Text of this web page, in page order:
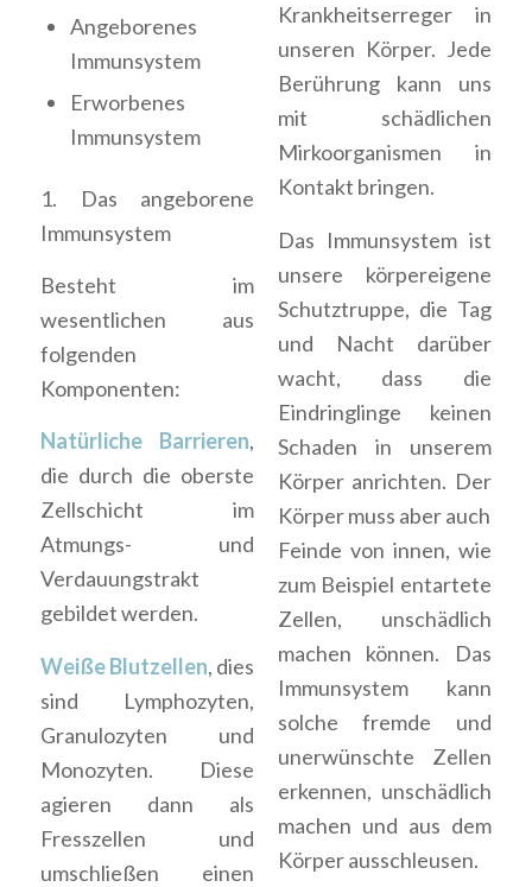
Angeborenes
Immunsystem
Erworbenes
Immunsystem
1. Das angeborene
Immunsystem
Besteht im
wesentlichen aus
folgenden
Komponenten:
Natürliche Barrieren,
die durch die oberste
Zellschicht im
Atmungs- und
Verdauungstrakt
gebildet werden.
Weiße Blutzellen, dies
sind Lymphozyten,
Granulozyten und
Monozyten. Diese
agieren dann als
Fresszellen und
umschließen einen
Krankheitserreger in
unseren Körper. Jede
Berührung kann uns
mit schädlichen
Mirkoorganismen in
Kontakt bringen.
Das Immunsystem ist
unsere körpereigene
Schutztruppe, die Tag
und Nacht darüber
wacht, dass die
Eindringlinge keinen
Schaden in unserem
Körper anrichten. Der
Körper muss aber auch
Feinde von innen, wie
zum Beispiel entartete
Zellen, unschädlich
machen können. Das
Immunsystem kann
solche fremde und
unerwünschte Zellen
erkennen, unschädlich
machen und aus dem
Körper ausschleusen.